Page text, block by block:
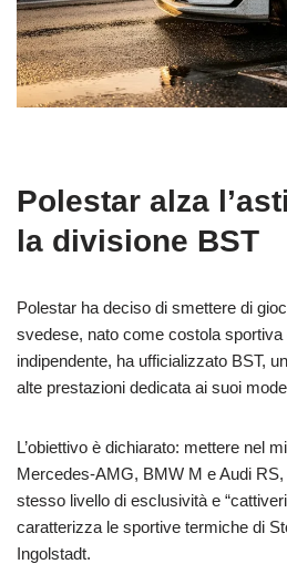
Polestar alza
la divisione BST
Polestar ha deciso di smettere di
svedese, nato come costola sportiva
indipendente, ha ufficializzato BST,
alte prestazioni dedicata ai suoi
L’obiettivo è dichiarato: mettere nel
Mercedes-AMG, BMW M e Audi
stesso livello di esclusività e
caratterizza le sportive termiche di
Ingolstadt.